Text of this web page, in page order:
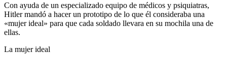
Con ayuda de un especializado equipo de médicos y psiquiatras,
Hitler mandó a hacer un prototipo de lo que él consideraba una
«mujer ideal» para que cada soldado llevara en su mochila una de
ellas.
La mujer ideal